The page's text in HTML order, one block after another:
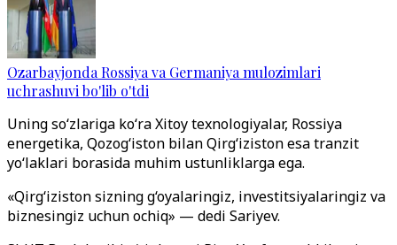
Ozarbayjonda Rossiya va Germaniya mulozimlari
uchrashuvi bo'lib o'tdi
Uning so‘zlariga ko‘ra Xitoy texnologiyalar, Rossiya
energetika, Qozog‘iston bilan Qirg‘iziston esa tranzit
yo‘laklari borasida muhim ustunliklarga ega.
«Qirg‘iziston sizning g‘oyalaringiz, investitsiyalaringiz va
biznesingiz uchun ochiq» — dedi Sariyev.